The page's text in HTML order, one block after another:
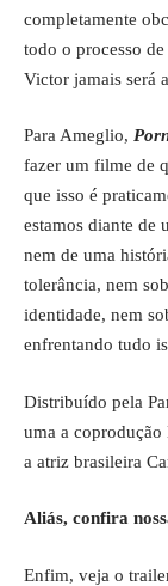
completamente
todo o processo
Victor jamais será
Para Ameglio,
fazer um filme de
que isso é
estamos diante de
nem de uma
tolerância, nem
identidade, nem
enfrentando tudo
Distribuído pela
uma a
a atriz brasileira
Aliás, confira
Enfim, veja o